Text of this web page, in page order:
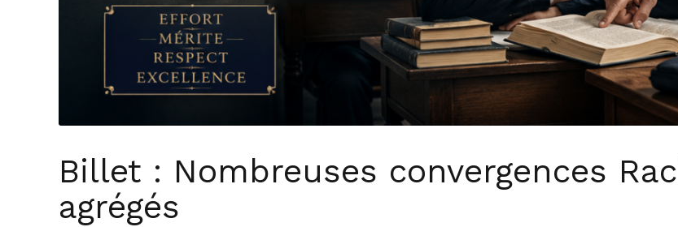
Billet : Nombreuses convergences
agrégés